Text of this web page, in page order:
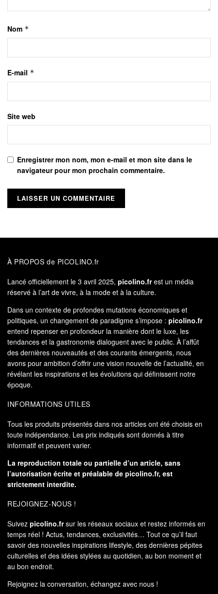
Nom *
E-mail *
Site web
Enregistrer mon nom, mon e-mail et mon site dans le
navigateur pour mon prochain commentaire.
À PROPOS de PICOLINO.fr
Lancé officiellement le 3 avril 2025, picolino.frest un média
réservé à l’art de vivre, à la mode et à la culture.
Dans un contexte de profondes mutations économiques et
politiques, un changement de paradigme s’impose : picolino.fr
entend repenser en profondeur la manière dont le luxe, les
tendances et la gastronomie dialoguent avec le public. À l’affût
des dernières nouveautés et des courants émergents, nous
avons pour ambition d’offrir une vision nouvelle de l’actualité, en
révélant les inspirations et les évolutions qui définissent notre
époque.
INFORMATIONS UTILES
Tous les produits présentés dans nos articles ont été choisis en
toute indépendance. Les prix indiqués sont donnés à titre
informatif et peuvent varier.
La reproduction totale ou partielle d’un article, sans
l’autorisation écrite et préalable de picolino.fr, est
strictement interdite.
REJOIGNEZ-NOUS !
Suivez picolino.frsur les réseaux sociaux et restez informés en
temps réel ! Actus, tendances, exclusivités… Tout ce qu’il faut
savoir des nouvelles inspirations lifestyle, des dernières pépites
culturelles et des idées stylées au quotidien, au bon moment et
au bon endroit.
Rejoignez la conversation, échangez avec nous !